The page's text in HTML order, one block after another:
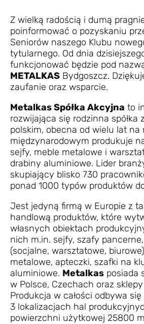
Z wielką radością i dumą
poinformować o pozyskaniu
Seniorów naszego Klubu
tytularnego. Od dnia
funkcjonować będzie pod
METALKAS Bydgoszcz.
zaufanie oraz wsparcie.
Metalkas Spółka Akcyjna to
rozwijająca się rodzinna spółka
polskim, obecna od wielu lat na
międzynarodowym produkuje
sejfy, meble metalowe i
drabiny aluminiowe. Lider
skupiający blisko 730
ponad 1000 typów produktów
Jest jedyną firmą w Europie z
handlową produktów, które
własnych obiektach
nich m.in. sejfy, szafy
(socjalne, warsztatowe,
metalowe, apteczki, szafki na
aluminiowe. Metalkas posiada
w Polsce, Czechach oraz
Produkcja w całości odbywa
3 lokalizacjach hal
powierzchni użytkowej 25800